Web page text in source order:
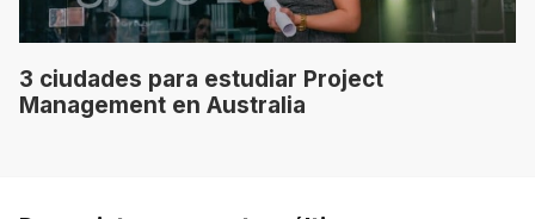
3 ciudades para estudiar Project
Management en Australia